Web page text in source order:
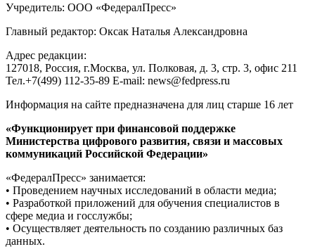
Учредитель: ООО «ФедералПресс»
Главный редактор: Оксак Наталья Александровна
Адрес редакции:
127018, Россия, г.Москва, ул. Полковая, д. 3, стр. 3, офис 211
Тел.+7(499) 112-35-89 E-mail: news@fedpress.ru
Информация на сайте предназначена для лиц старше 16 лет
«Функционирует при финансовой поддержке
Министерства цифрового развития, связи и массовых
коммуникаций Российской Федерации»
«ФедералПресс» занимается:
• Проведением научных исследований в области медиа;
• Разработкой приложений для обучения специалистов в
сфере медиа и госслужбы;
• Осуществляет деятельность по созданию различных баз
данных.